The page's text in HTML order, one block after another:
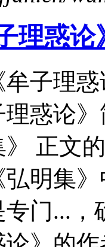
理惑论
牟子理惑
理惑论
正文
明集
门...